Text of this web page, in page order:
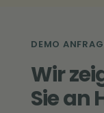
DEMO
Wir
Sie an